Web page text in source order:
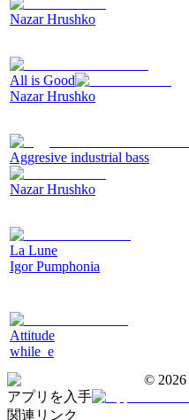
Nazar Hrushko
All is Good
Nazar Hrushko
Aggresive industrial bass
Nazar Hrushko
La Lune
Igor Pumphonia
Attitude
while_e
© 2026
アプリを入手
関連リンク